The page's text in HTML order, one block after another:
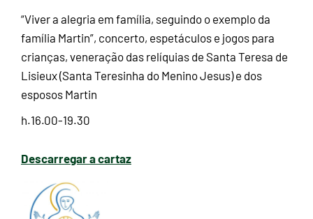
“Viver a alegria em família, seguindo o exemplo da
família Martin”, concerto, espetáculos e jogos para
crianças, veneração das relíquias de Santa Teresa de
Lisieux (Santa Teresinha do Menino Jesus) e dos
esposos Martin
h.16.00-19.30
Descarregar a cartaz